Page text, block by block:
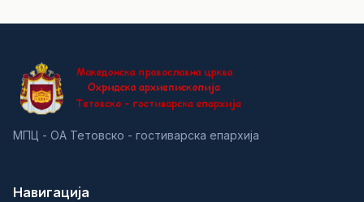
МПЦ - ОА Тетовско - гостиварска епархија
Навигација